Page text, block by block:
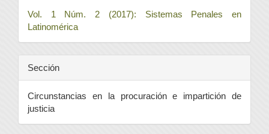
Vol. 1 Núm. 2 (2017): Sistemas Penales en
Latinomérica
Sección
Circunstancias en la procuración e impartición de
justicia